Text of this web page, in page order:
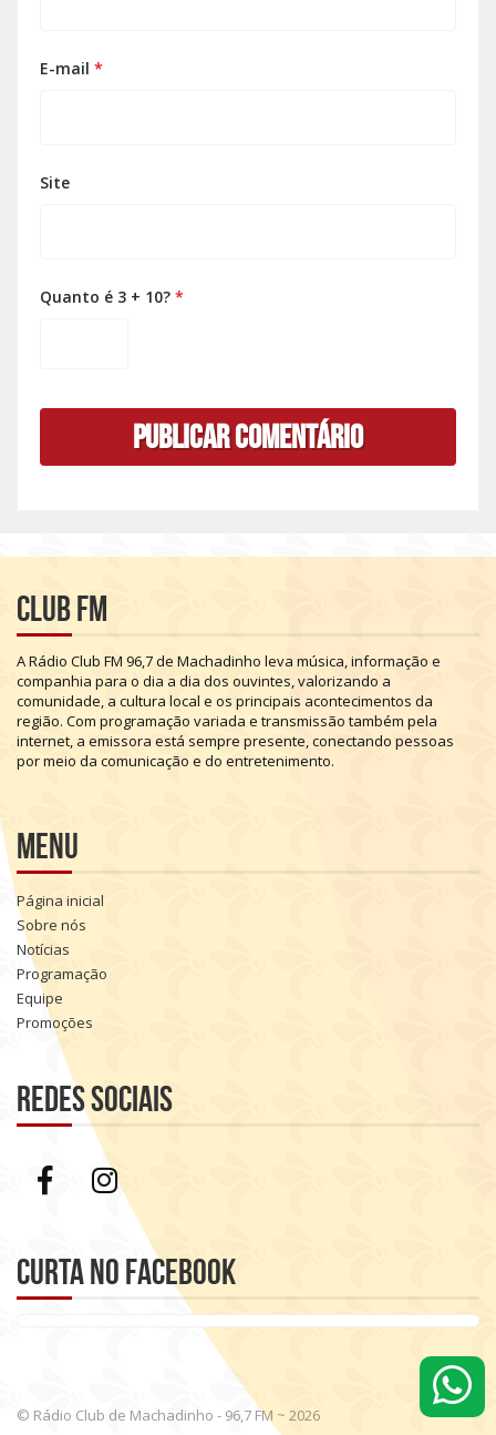
E-mail *
Site
Quanto é 3 + 10? *
Club FM
ARádio Club FM 96,7de Machadinho leva música,informação e
companhia para o dia a dia dos ouvintes,valorizando a
comunidade, a cultura local e os principais acontecimentos da
região. Com programação variada e transmissão também pela
internet, a emissora está sempre presente,conectando pessoas
pormeio da comunicação e do entretenimento.
Menu
Página inicial
Sobre nós
Notícias
Programação
Equipe
Promoções
Redes sociais
Curta no Facebook
© Rádio Club de Machadinho - 96,7 FM ~ 2026